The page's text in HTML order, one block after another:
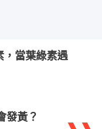
，當葉綠素遇
發黃？